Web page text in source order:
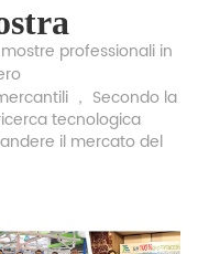
professionali in
， Secondo la
tecnologica
il mercato del